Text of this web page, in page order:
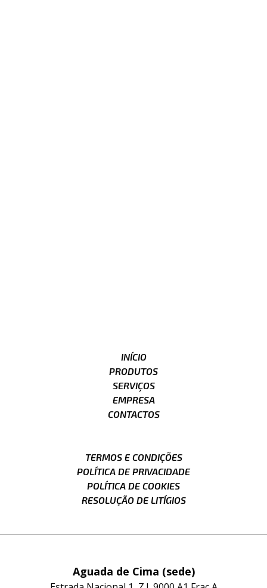
INÍCIO
PRODUTOS
SERVIÇOS
EMPRESA
CONTACTOS
TERMOS E CONDIÇÕES
POLÍTICA DE PRIVACIDADE
POLÍTICA DE COOKIES
RESOLUÇÃO DE LITÍGIOS
Aguada de Cima (sede)